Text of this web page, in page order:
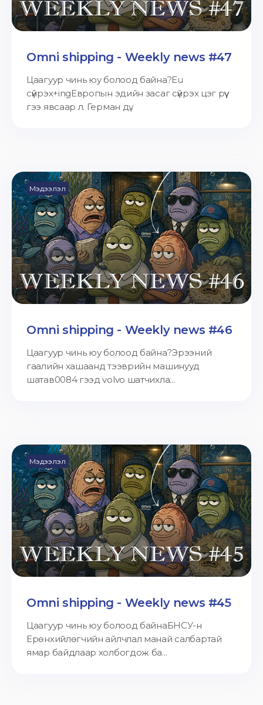
Omni shipping - Weekly news #47
Цаагуур чинь юу болоод байна?Eu
сүйрэх+ingЕвропын эдийн засаг сүйрэх цэг рүү
гээ явсаар л. Герман дү...
Мэдээлэл
Omni shipping - Weekly news #46
Цаагуур чинь юу болоод байна?Эрээний
гаалийн хашаанд тээврийн машинууд
шатав0084 гээд volvo шатчихла...
Мэдээлэл
Omni shipping - Weekly news #45
Цаагуур чинь юу болоод байнаБНСУ-н
Ерөнхийлөгчийн айлчлал манай салбартай
ямар байдлаар холбогдож ба...